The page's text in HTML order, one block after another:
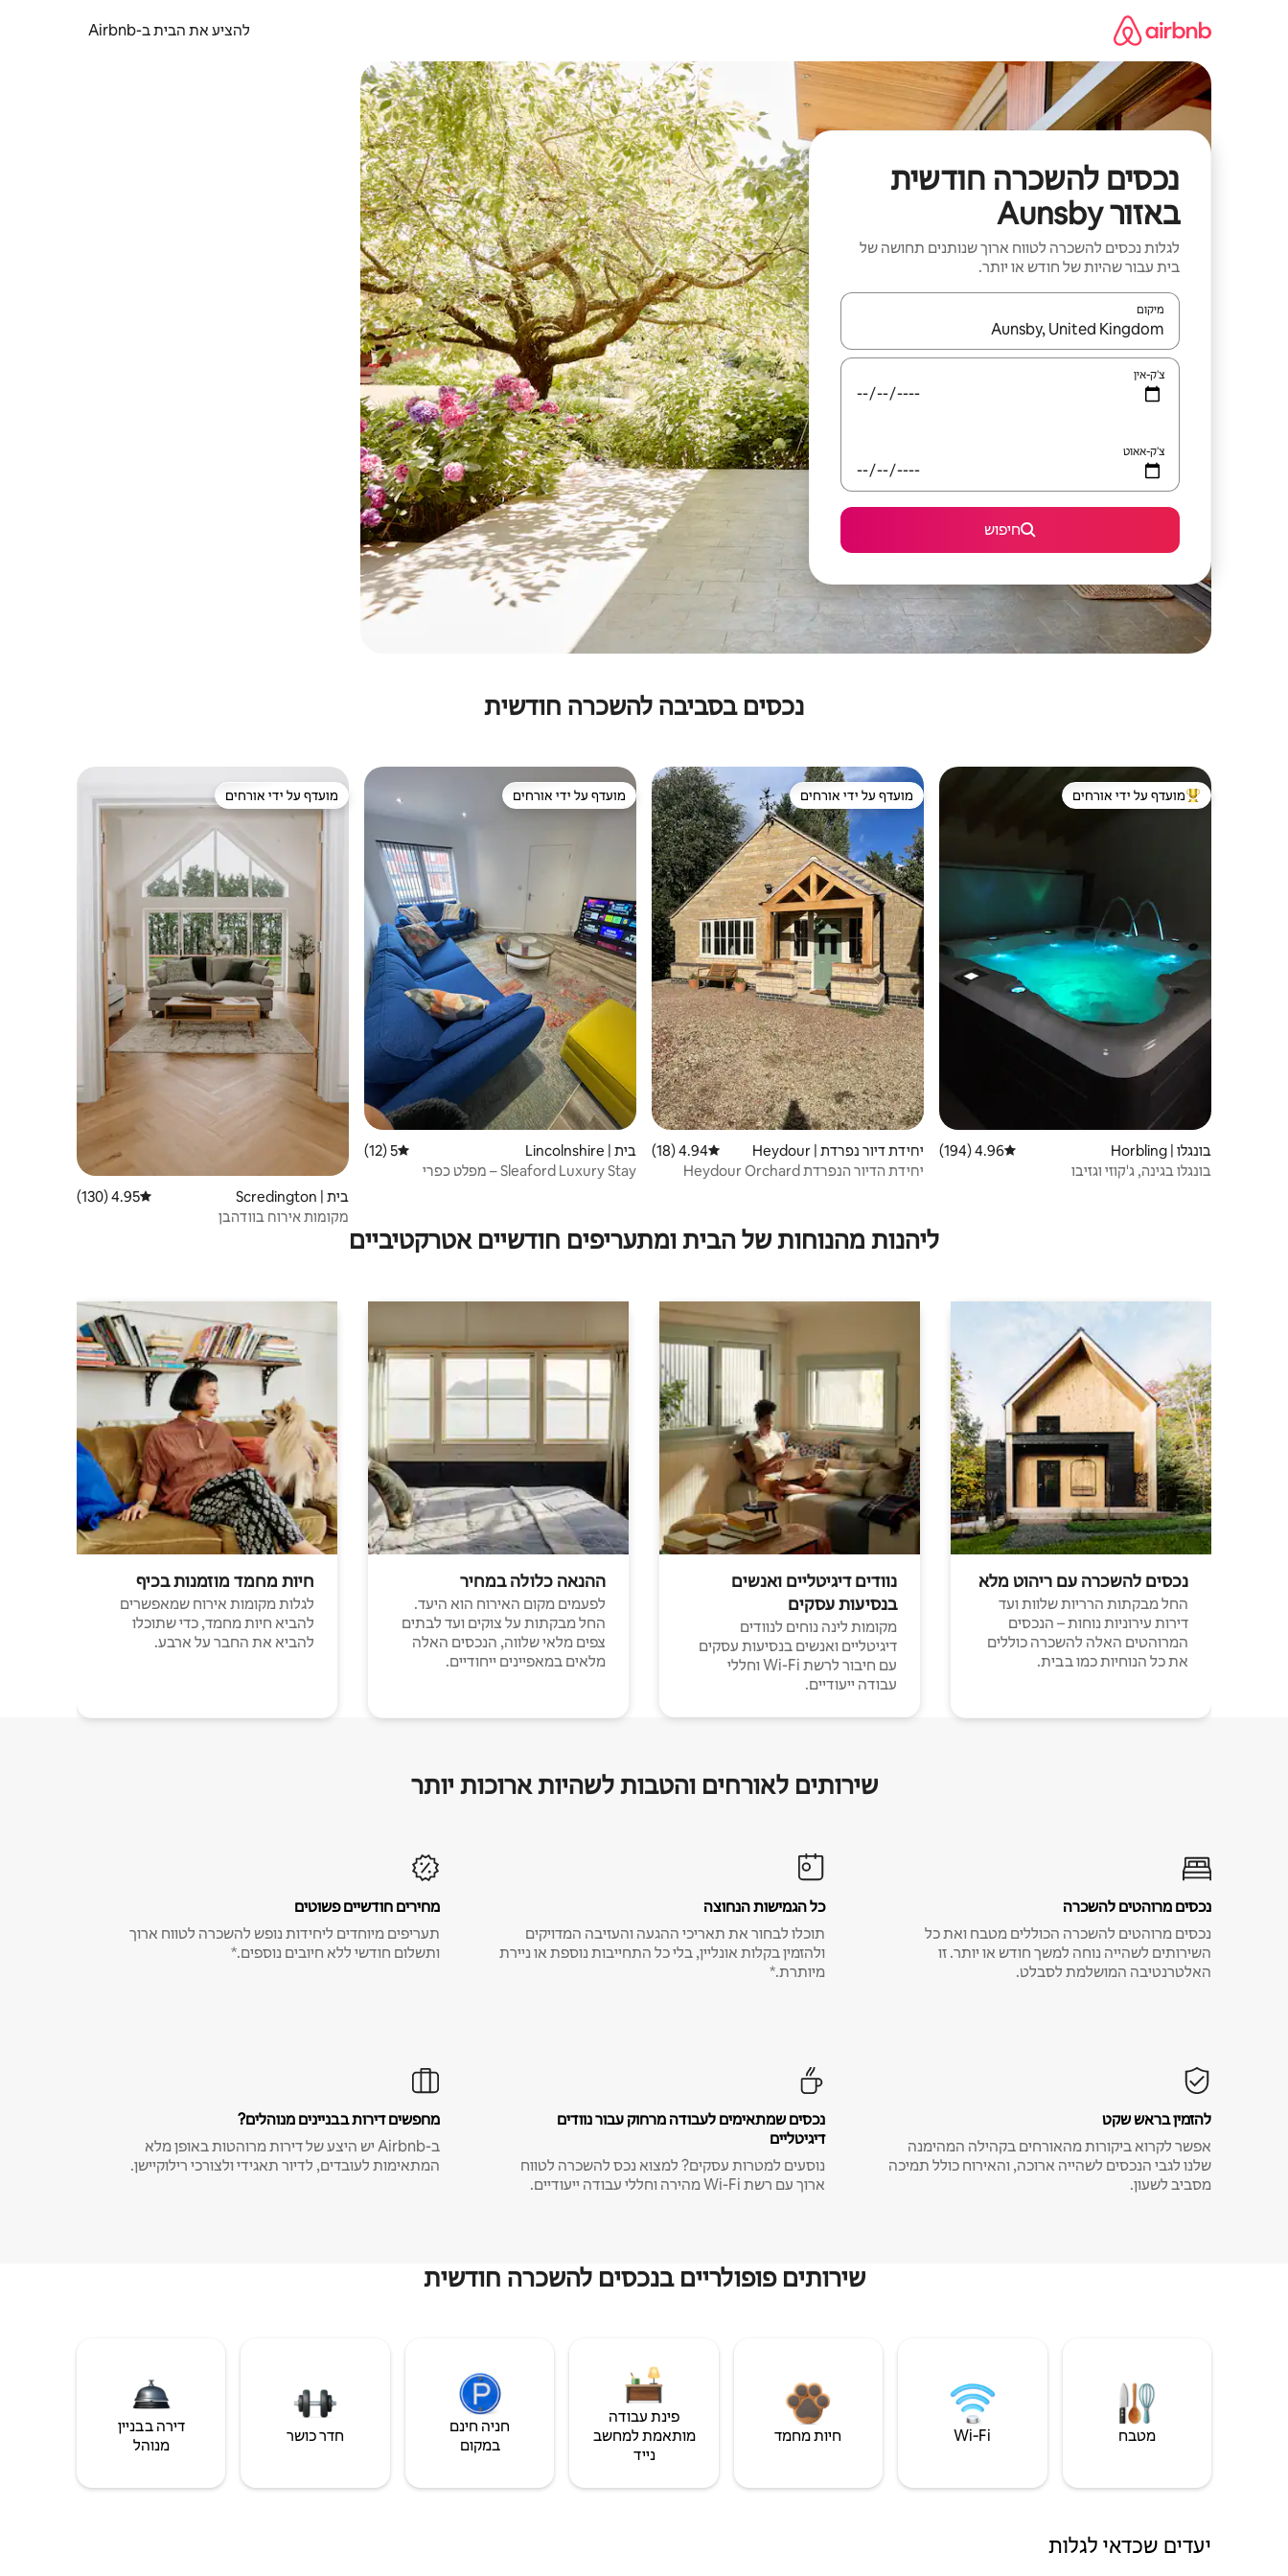
להציע את הבית ב-Airbnb
נכסים להשכרה חודשית
באזור Aunsby
לגלות נכסים להשכרה לטווח ארוך שנותנים תחושה של
בית עבור שהיות של חודש או יותר.
מיקום
כאשר התוצאות יהיו זמינות, יש לנווט עם מקשי החיצים למעלה ולמטה או לעיין בעזרת תנועות מגע או החלקה.
צ'ק-אין
צ'ק-אאוט
חיפוש
נכסים בסביבה להשכרה חודשית
מוביל בקרב נכסים מועדפים על ידי אורחים
מועדף על ידי אורחים
בונגלו | Horbling דירוג ממוצע של 4.96 מתוך 5, 194 ביקורות
4.96 (194)
בונגלו בגינה, ג'קוזי וגזיבו
מועדף על ידי אורחים
מועדף על ידי אורחים
יחידת דיור נפרדת | Heydour דירוג ממוצע של 4.94 מתוך 5, 18 ביקורות
4.94 (18)
יחידת הדיור הנפרדת Heydour Orchard
מועדף על ידי אורחים
מועדף על ידי אורחים
בית | Lincolnshire דירוג ממוצע של 5 מתוך 5, 12 ביקורות
5 (12)
Sleaford Luxury Stay – מפלט כפרי
מועדף על ידי אורחים
מועדף על ידי אורחים
בית | Scredington דירוג ממוצע של 4.95 מתוך 5, 130 ביקורות
4.95 (130)
מקומות אירוח בוודהבן
ליהנות מהנוחות של הבית ומתעריפים חודשיים אטרקטיביים
נכסים להשכרה עם ריהוט מלא
החל מבקתות הרריות שלוות ועד
דירות עירוניות נוחות – הנכסים
המרוהטים האלה להשכרה כוללים
את כל הנוחיות כמו בבית.
נוודים דיגיטליים ואנשים
בנסיעות עסקים
מקומות לינה נוחים לנוודים
דיגיטליים ואנשים בנסיעות עסקים
עם חיבור לרשת Wi-Fi וחללי
עבודה ייעודיים.
ההנאה כלולה במחיר
לפעמים מקום האירוח הוא היעד.
החל מבקתות על צוקים ועד לבתים
צפים מלאי שלווה, הנכסים האלה
מלאים במאפיינים ייחודיים.
חיות מחמד מוזמנות בכיף
לגלות מקומות אירוח שמאפשרים
להביא חיות מחמד, כדי שתוכלו
להביא את החבר על ארבע.
שירותים לאורחים והטבות לשהיות ארוכות יותר
נכסים מרוהטים להשכרה
נכסים מרוהטים להשכרה הכוללים מטבח ואת כל
השירותים לשהייה נוחה למשך חודש או יותר. זו
האלטרנטיבה המושלמת לסבלט.
כל הגמישות הנחוצה
תוכלו לבחור את תאריכי ההגעה והעזיבה המדויקים
ולהזמין בקלות אונליין, בלי כל התחייבות נוספת או ניירת
מיותרת.*
מחירים חודשיים פשוטים
תעריפים מיוחדים ליחידות נופש להשכרה לטווח ארוך
ותשלום חודשי ללא חיובים נוספים.*
להזמין בראש שקט
אפשר לקרוא ביקורות מהאורחים בקהילה המהימנה
שלנו לגבי הנכסים לשהייה ארוכה, והאירוח כולל תמיכה
מסביב לשעון.
נכסים שמתאימים לעבודה מרחוק עבור נוודים
דיגיטליים
נוסעים למטרות עסקים? למצוא נכס להשכרה לטווח
ארוך עם רשת Wi-Fi מהירה וחללי עבודה ייעודיים.
מחפשים דירות בבניינים מנוהלים?
ב-Airbnb יש היצע של דירות מרוהטות באופן מלא
המתאימות לעובדים, לדיור תאגידי ולצורכי רילוקיישן.
שירותים פופולריים בנכסים להשכרה חודשית
מטבח Wi‑Fi חיות מחמד
פינת עבודה
מותאמת למחשב
נייד
חניה חינם
במקום
חדר כושר
דירה בבניין
מנוהל
יעדים שכדאי לגלות